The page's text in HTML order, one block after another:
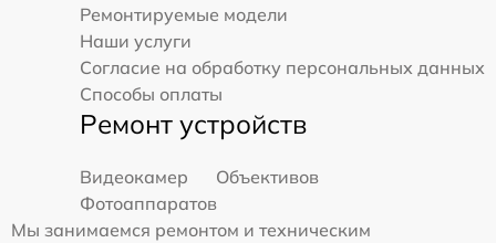
Ремонтируемые модели
Наши услуги
Согласие на обработку персональных данных
Способы оплаты
Ремонт устройств
Видеокамер
Объективов
Фотоаппаратов
Мы занимаемся ремонтом и техническим